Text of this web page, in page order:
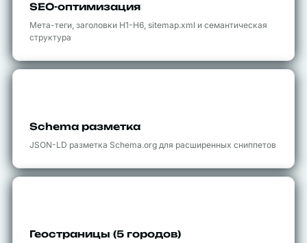
SEO-оптимизация
Мета-теги, заголовки H1-H6, sitemap.xml и семантическая
структура
Schema разметка
JSON-LD разметка Schema.org для расширенных сниппетов
Геостраницы (5 городов)